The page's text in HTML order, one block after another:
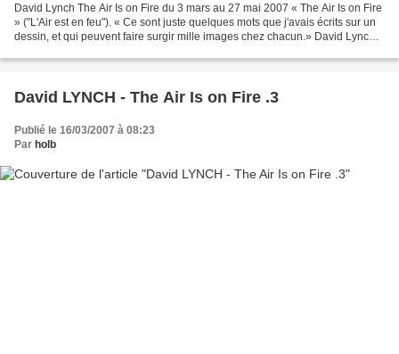
David Lynch The Air Is on Fire du 3 mars au 27 mai 2007 « The Air Is on Fire
» ("L'Air est en feu"). « Ce sont juste quelques mots que j'avais écrits sur un
dessin, et qui peuvent faire surgir mille images chez chacun.» David Lynch
David LYNCH - The Air Is on Fire .3
Publié le 16/03/2007 à 08:23
Par holb